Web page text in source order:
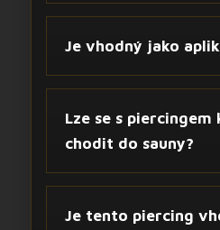
Je vhodný jako
Lze se s piercingem
chodit do sauny?
Je tento piercing